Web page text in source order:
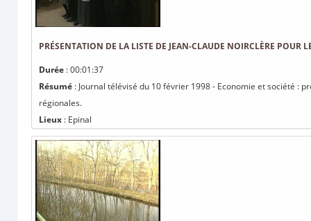
PRÉSENTATION DE LA LISTE DE JEAN-CLAUDE NOIRCLÈRE POUR
Durée : 00:01:37
Résumé : Journal télévisé du 10 février 1998 - Economie et société :
régionales.
Lieux : Epinal